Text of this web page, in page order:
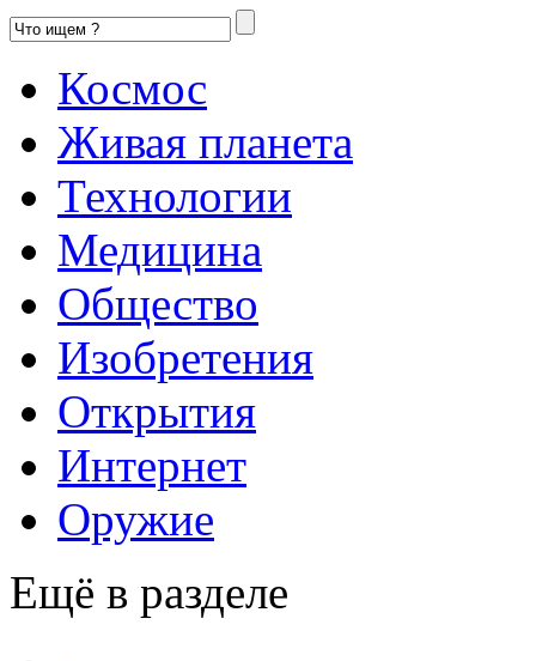
Космос
Живая планета
Технологии
Медицина
Общество
Изобретения
Открытия
Интернет
Оружие
Ещё в разделе